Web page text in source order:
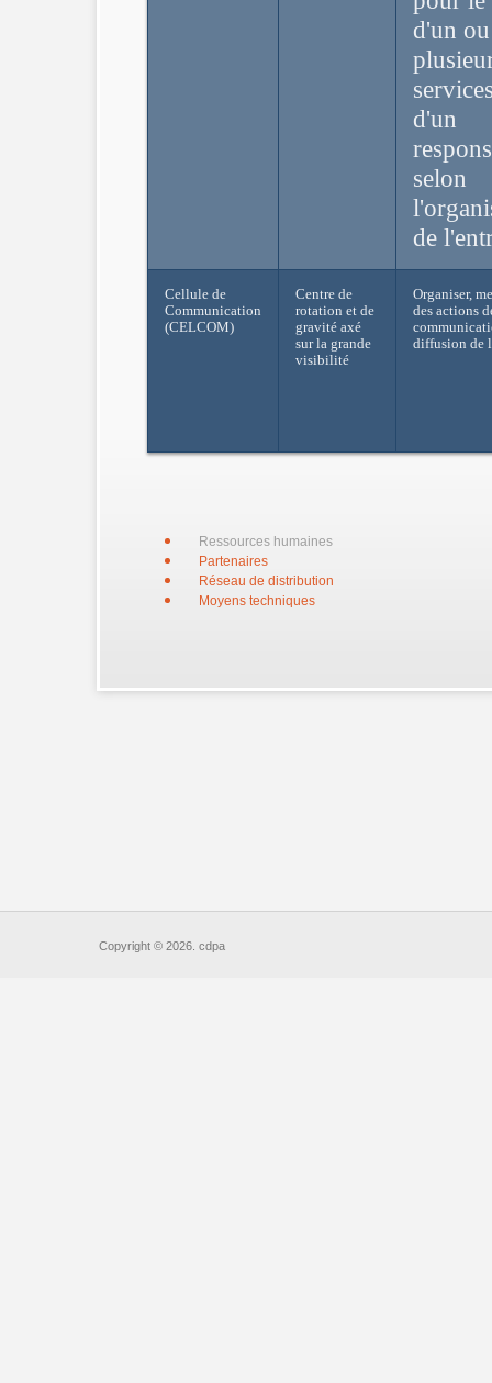
d'un ou
d'un
selon
de
Cellule de
Communication
(CELCOM)
Centre de
rotation et de
gravité axé
sur la grande
visibilité
Organiser,
des actions
diffusion de
Ressources humaines
Partenaires
Réseau de distribution
Moyens techniques
Copyright © 2026. cdpa